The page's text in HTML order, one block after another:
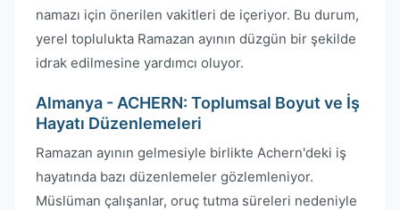
namazı için önerilen vakitleri de içeriyor. Bu durum,
yerel toplulukta Ramazan ayının düzgün bir şekilde
idrak edilmesine yardımcı oluyor.
Almanya - ACHERN: Toplumsal Boyut ve İş
Hayatı Düzenlemeleri
Ramazan ayının gelmesiyle birlikte Achern'deki iş
hayatında bazı düzenlemeler gözlemleniyor.
Müslüman çalışanlar, oruç tutma süreleri nedeniyle